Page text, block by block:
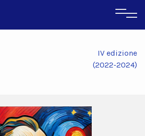
IV edizione
(2022-2024)